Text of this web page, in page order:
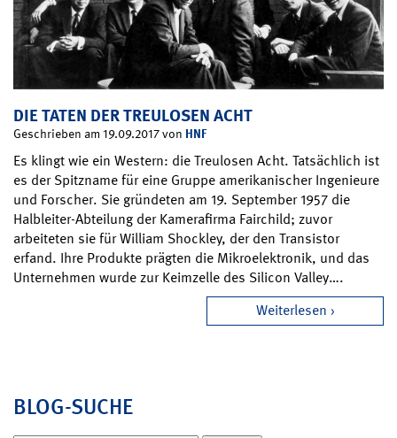
DIE TATEN DER TREULOSEN ACHT
Geschrieben am 19.09.2017 von HNF
Es klingt wie ein Western: die Treulosen Acht. Tatsächlich ist
es der Spitzname für eine Gruppe amerikanischer Ingenieure
und Forscher. Sie gründeten am 19. September 1957 die
Halbleiter-Abteilung der Kamerafirma Fairchild; zuvor
arbeiteten sie für William Shockley, der den Transistor
erfand. Ihre Produkte prägten die Mikroelektronik, und das
Unternehmen wurde zur Keimzelle des Silicon Valley….
Weiterlesen
BLOG-SUCHE